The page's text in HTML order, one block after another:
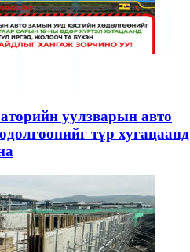
уулзварын авто
түр хугацаанд